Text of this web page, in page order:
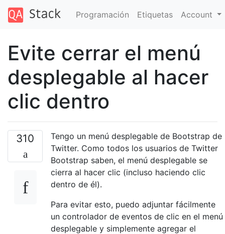
Programación Etiquetas Account
Evite cerrar el menú
desplegable al hacer
clic dentro
310
Tengo un menú desplegable de Bootstrap de
Twitter. Como todos los usuarios de Twitter
Bootstrap saben, el menú desplegable se
cierra al hacer clic (incluso haciendo clic
dentro de él).
Para evitar esto, puedo adjuntar fácilmente
un controlador de eventos de clic en el menú
desplegable y simplemente agregar el